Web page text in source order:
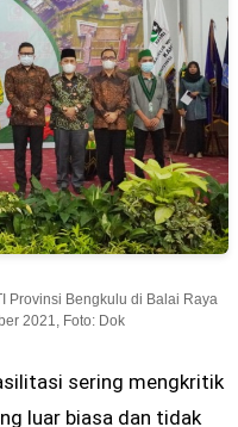
Provinsi Bengkulu di Balai Raya
2021, Foto: Dok
sering mengkritik
luar biasa dan tidak